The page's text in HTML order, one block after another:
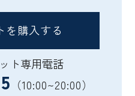
を購入する
ト専用電話
（10:00~20:00）